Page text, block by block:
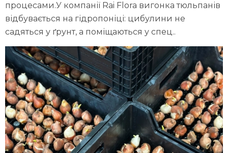
процесами.У компанії Rai Flora вигонка тюльпанів
відбувається на гідропоніці: цибулини не
садяться у ґрунт, а поміщаються у спец..